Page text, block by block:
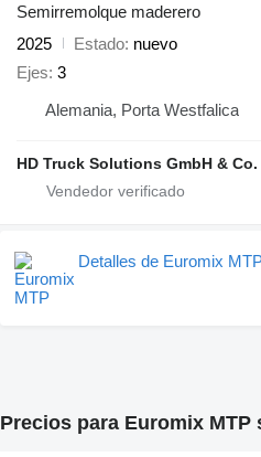
Semirremolque maderero
2025
Estado nuevo
Ejes 3
Alemania, Porta Westfalica
HD Truck Solutions GmbH & Co.
Detalles de Euromix
Precios para Euromix MTP